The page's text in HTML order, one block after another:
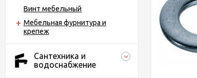
Винт мебельный
Мебельная фурнитура и
крепеж
Сантехника и
водоснабжение